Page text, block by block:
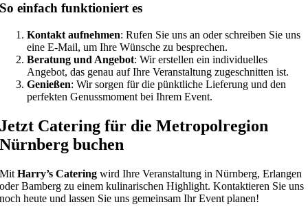
So einfach funktioniert es
Kontakt aufnehmen: Rufen Sie uns an oder schreiben Sie uns
eine E-Mail, um Ihre Wünsche zu besprechen.
Beratung und Angebot: Wir erstellen ein individuelles
Angebot, das genau auf Ihre Veranstaltung zugeschnitten ist.
Genießen: Wir sorgen für die pünktliche Lieferung und den
perfekten Genussmoment bei Ihrem Event.
Jetzt Catering für die Metropolregion
Nürnberg buchen
MitHarry’s Catering wird Ihre Veranstaltung in Nürnberg, Erlangen
oder Bamberg zu einem kulinarischen Highlight. Kontaktieren Sie uns
noch heute und lassen Sie uns gemeinsam Ihr Event planen!